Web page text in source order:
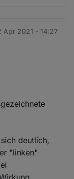
Apr 2021 - 14:27
deutlich,
"linken"